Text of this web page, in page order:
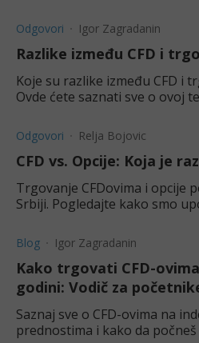
Odgovori Igor Zagradanin
Razlike između CFD i
Koje su razlike između CFD i
Ovde ćete saznati sve o ovoj
Odgovori Relja Bojovic
CFD vs. Opcije: Koja je
Trgovanje CFDovima i opcije
Srbiji. Pogledajte kako smo
Blog Igor Zagradanin
Kako trgovati CFD-
godini: Vodič za
Saznaj sve o CFD-ovima na
prednostima i kako da